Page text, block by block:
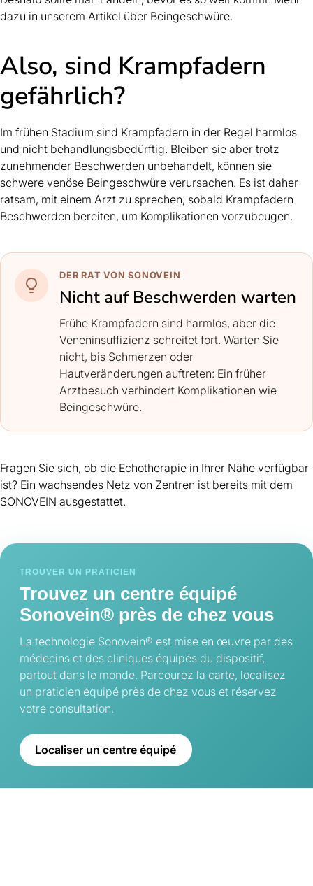
dazu in unserem Artikel über Beingeschwüre.
Also, sind Krampfadern
gefährlich?
Im frühen Stadium sind Krampfadern in der Regel harmlos
und nicht behandlungsbedürftig. Bleiben sie aber trotz
zunehmender Beschwerden unbehandelt, können sie
schwere venöse Beingeschwüre verursachen. Es ist daher
ratsam, mit einem Arzt zu sprechen, sobald Krampfadern
Beschwerden bereiten, um Komplikationen vorzubeugen.
DER RAT VON SONOVEIN
Nicht auf Beschwerden warten
Frühe Krampfadern sind harmlos, aber die
Veneninsuffizienz schreitet fort. Warten Sie
nicht, bis Schmerzen oder
Hautveränderungen auftreten: Ein früher
Arztbesuch verhindert Komplikationen wie
Beingeschwüre.
Fragen Sie sich, ob die Echotherapie in Ihrer Nähe verfügbar
ist? Ein wachsendes Netz von Zentren ist bereits mit dem
SONOVEIN ausgestattet.
TROUVER UN PRATICIEN
Trouvez un centre équipé
Sonovein® près de chez vous
La technologie Sonovein® est mise en œuvre par des
médecins et des cliniques équipés du dispositif,
partout dans le monde. Parcourez la carte, localisez
un praticien équipé près de chez vous et réservez
votre consultation.
Localiser un centre équipé